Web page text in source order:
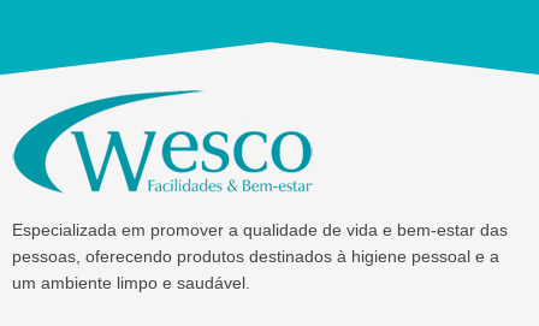
Especializada em promover a qualidade de vida e bem-estar das
pessoas, oferecendo produtos destinados à higiene pessoal e a
um ambiente limpo e saudável.